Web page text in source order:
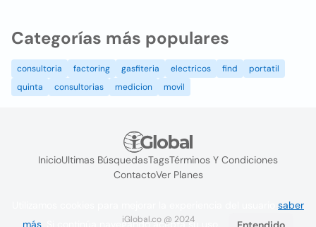
Categorías más populares
consultoria factoring gasfiteria electricos find
portatil
quinta
consultorias medicion movil
InicioUltimas BúsquedasTagsTérminos Y Condiciones
ContactoVer Planes
iGlobal.co @ 2024
saber
más . Si continúa navegando acepta su uso.